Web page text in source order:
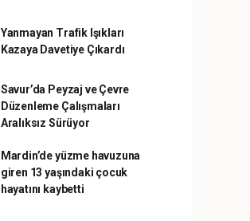
Yanmayan Trafik Işıkları
Kazaya Davetiye Çıkardı
Savur’da Peyzaj ve Çevre
Düzenleme Çalışmaları
Aralıksız Sürüyor
Mardin’de yüzme havuzuna
giren 13 yaşındaki çocuk
hayatını kaybetti